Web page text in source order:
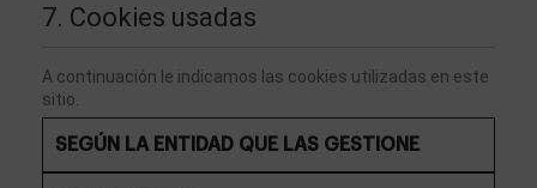
7. Cookies usadas
A continuación le indicamos las cookies utilizadas en este
sitio.
SEGÚN LA ENTIDAD QUE LAS GESTIONE